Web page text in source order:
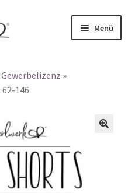
Menü
Gewerbelizenz »
146